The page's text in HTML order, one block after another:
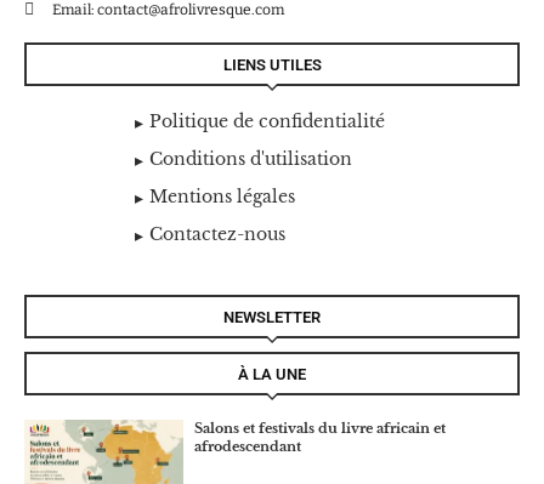
Email: contact@afrolivresque.com
LIENS UTILES
Politique de confidentialité
Conditions d'utilisation
Mentions légales
Contactez-nous
NEWSLETTER
À LA UNE
Salons et festivals du livre africain et
afrodescendant